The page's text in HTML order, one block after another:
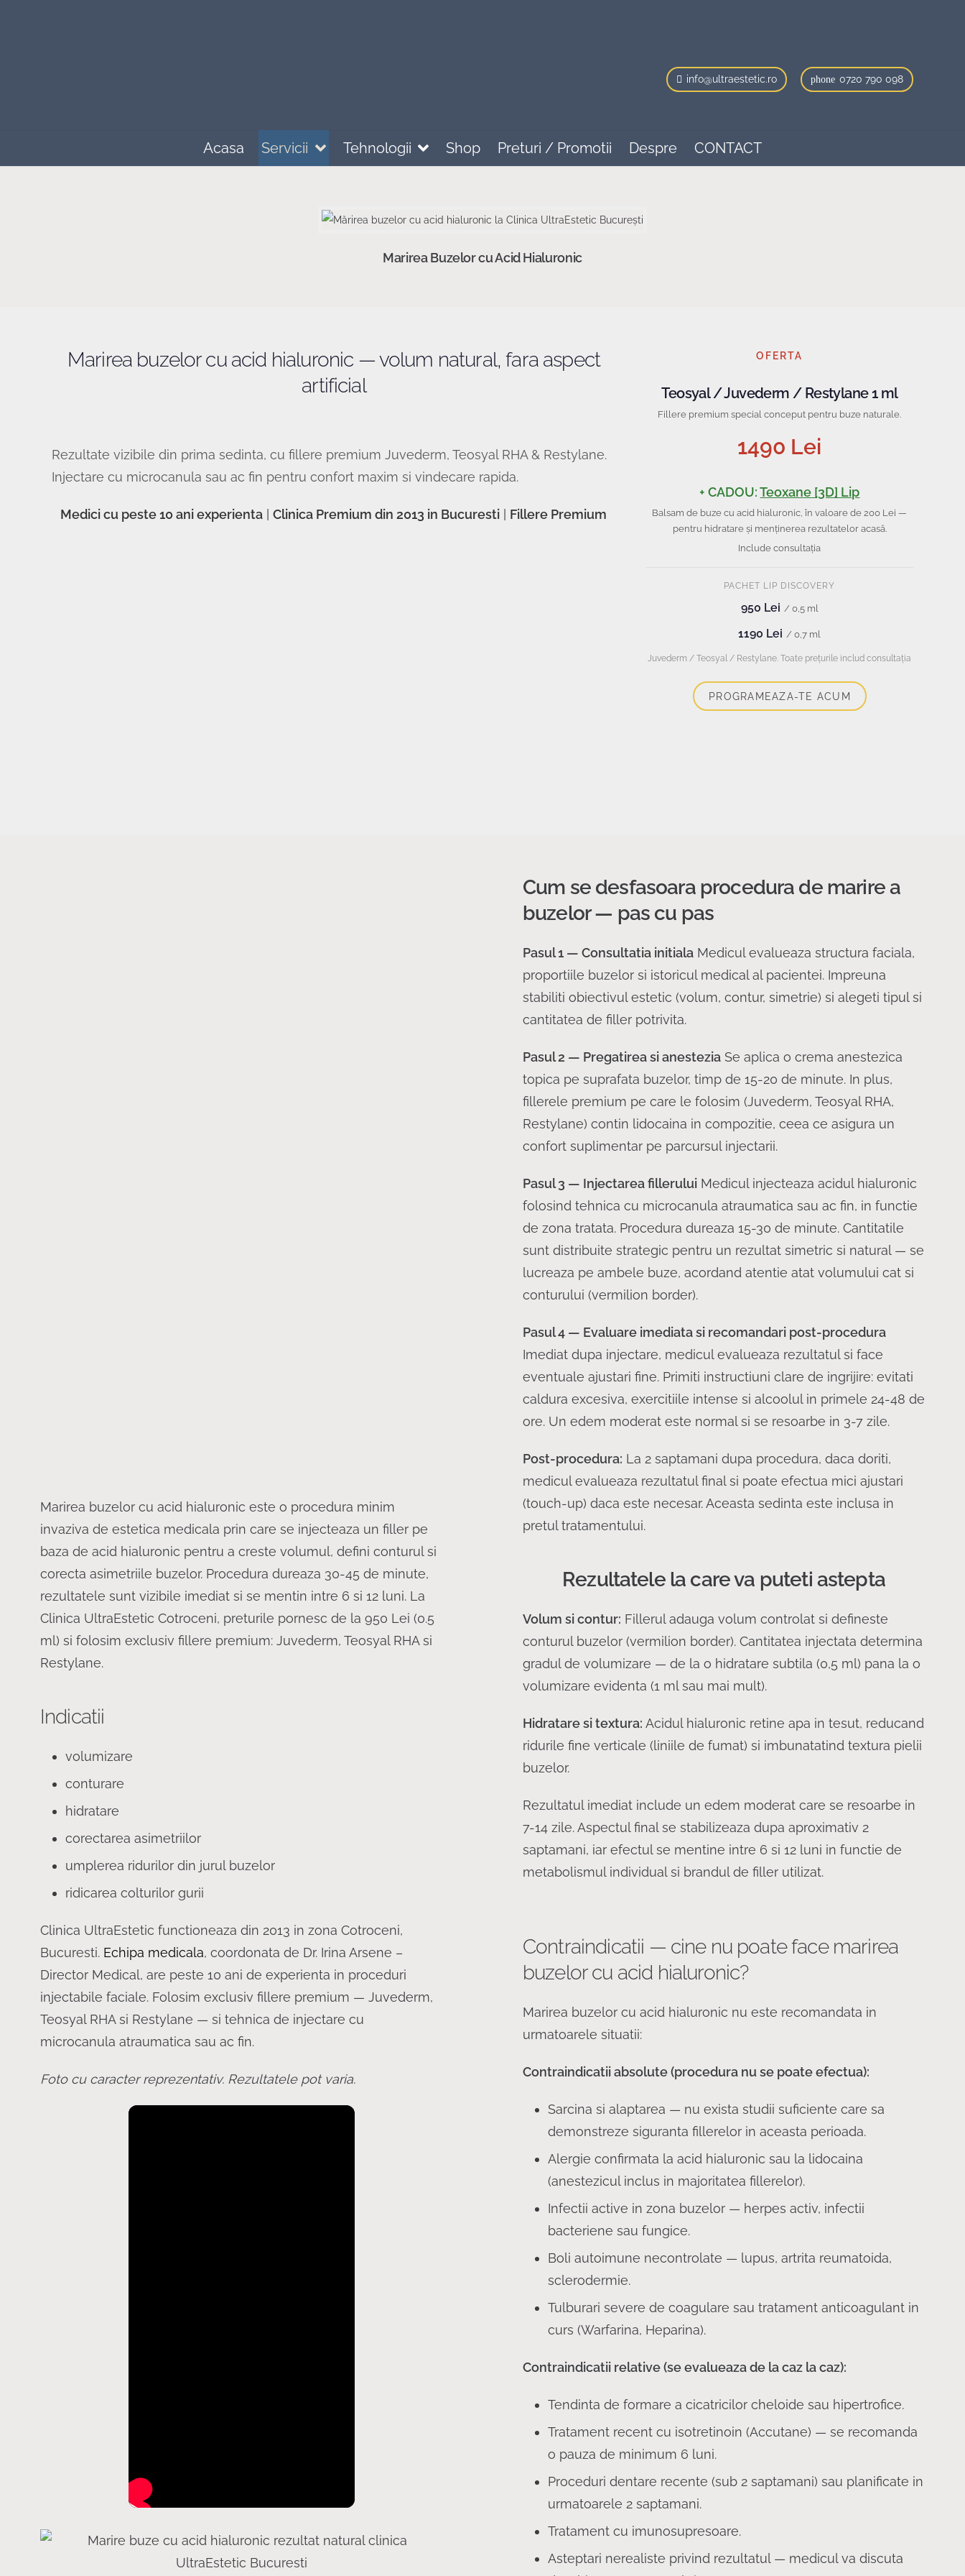
info@ultraestetic.ro phone 0720 790 098
Acasa Servicii Tehnologii Shop Preturi / Promotii Despre CONTACT
Marirea Buzelor cu Acid Hialuronic
Marirea buzelor cu acid hialuronic — volum natural, fara aspect
artificial
Rezultate vizibile din prima sedinta, cu fillere premium Juvederm, Teosyal RHA & Restylane.
Injectare cu microcanula sau ac fin pentru confort maxim si vindecare rapida.
Medici cu peste 10 ani experienta |Clinica Premium din 2013 in Bucuresti Fillere Premium
OFERTA
Teosyal / Juvederm / Restylane 1 ml
Fillere premium special conceput pentru buze naturale.
1490 Lei
+ CADOU:Teoxane [3D] Lip
Balsam de buze cu acid hialuronic, în valoare de 200 Lei —
pentru hidratare și menținerea rezultatelor acasă.
Include consultația
PACHET LIP DISCOVERY
950 Lei / 0,5 ml
1190 Lei / 0,7 ml
Juvederm / Teosyal / Restylane. Toate prețurile includ consultația
PROGRAMEAZA-TE ACUM
Marirea buzelor cu acid hialuronic este o procedura minim
invaziva de estetica medicala prin care se injecteaza un filler pe
baza de acid hialuronic pentru a creste volumul, defini conturul si
corecta asimetriile buzelor. Procedura dureaza 30-45 de minute,
rezultatele sunt vizibile imediat si se mentin intre 6 si 12 luni. La
Clinica UltraEstetic Cotroceni, preturile pornesc de la 950 Lei (0.5
ml) si folosim exclusiv fillere premium: Juvederm, Teosyal RHA si
Restylane.
Indicatii
volumizare
conturare
hidratare
corectarea asimetriilor
umplerea ridurilor din jurul buzelor
ridicarea colturilor gurii
Clinica UltraEstetic functioneaza din 2013 in zona Cotroceni,
Bucuresti. Echipa medicala, coordonata de Dr. Irina Arsene –
Director Medical, are peste 10 ani de experienta in proceduri
injectabile faciale. Folosim exclusiv fillere premium — Juvederm,
Teosyal RHA si Restylane — si tehnica de injectare cu
microcanula atraumatica sau ac fin.
Foto cu caracter reprezentativ. Rezultatele pot varia.
Cum se desfasoara procedura de marire a
buzelor — pas cu pas
Pasul 1 — Consultatia initiala Medicul evalueaza structura faciala,
proportiile buzelor si istoricul medical al pacientei. Impreuna
stabiliti obiectivul estetic (volum, contur, simetrie) si alegeti tipul si
cantitatea de filler potrivita.
Pasul 2 — Pregatirea si anestezia Se aplica o crema anestezica
topica pe suprafata buzelor, timp de 15-20 de minute. In plus,
fillerele premium pe care le folosim (Juvederm, Teosyal RHA,
Restylane) contin lidocaina in compozitie, ceea ce asigura un
confort suplimentar pe parcursul injectarii.
Pasul 3 — Injectarea fillerului Medicul injecteaza acidul hialuronic
folosind tehnica cu microcanula atraumatica sau ac fin, in functie
de zona tratata. Procedura dureaza 15-30 de minute. Cantitatile
sunt distribuite strategic pentru un rezultat simetric si natural — se
lucreaza pe ambele buze, acordand atentie atat volumului cat si
conturului (vermilion border).
Pasul 4 — Evaluare imediata si recomandari post-procedura
Imediat dupa injectare, medicul evalueaza rezultatul si face
eventuale ajustari fine. Primiti instructiuni clare de ingrijire: evitati
caldura excesiva, exercitiile intense si alcoolul in primele 24-48 de
ore. Un edem moderat este normal si se resoarbe in 3-7 zile.
Post-procedura: La 2 saptamani dupa procedura, daca doriti,
medicul evalueaza rezultatul final si poate efectua mici ajustari
(touch-up) daca este necesar. Aceasta sedinta este inclusa in
pretul tratamentului.
Rezultatele la care va puteti astepta
Volum si contur: Fillerul adauga volum controlat si defineste
conturul buzelor (vermilion border). Cantitatea injectata determina
gradul de volumizare — de la o hidratare subtila (0,5 ml) pana la o
volumizare evidenta (1 ml sau mai mult).
Hidratare si textura: Acidul hialuronic retine apa in tesut, reducand
ridurile fine verticale (liniile de fumat) si imbunatatind textura pielii
buzelor.
Rezultatul imediat include un edem moderat care se resoarbe in
7-14 zile. Aspectul final se stabilizeaza dupa aproximativ 2
saptamani, iar efectul se mentine intre 6 si 12 luni in functie de
metabolismul individual si brandul de filler utilizat.
Contraindicatii — cine nu poate face marirea
buzelor cu acid hialuronic?
Marirea buzelor cu acid hialuronic nu este recomandata in
urmatoarele situatii:
Contraindicatii absolute (procedura nu se poate efectua):
Sarcina si alaptarea — nu exista studii suficiente care sa
demonstreze siguranta fillerelor in aceasta perioada.
Alergie confirmata la acid hialuronic sau la lidocaina
(anestezicul inclus in majoritatea fillerelor).
Infectii active in zona buzelor — herpes activ, infectii
bacteriene sau fungice.
Boli autoimune necontrolate — lupus, artrita reumatoida,
sclerodermie.
Tulburari severe de coagulare sau tratament anticoagulant in
curs (Warfarina, Heparina).
Contraindicatii relative (se evalueaza de la caz la caz):
Tendinta de formare a cicatricilor cheloide sau hipertrofice.
Tratament recent cu isotretinoin (Accutane) — se recomanda
o pauza de minimum 6 luni.
Proceduri dentare recente (sub 2 saptamani) sau planificate in
urmatoarele 2 saptamani.
Tratament cu imunosupresoare.
Asteptari nerealiste privind rezultatul — medicul va discuta